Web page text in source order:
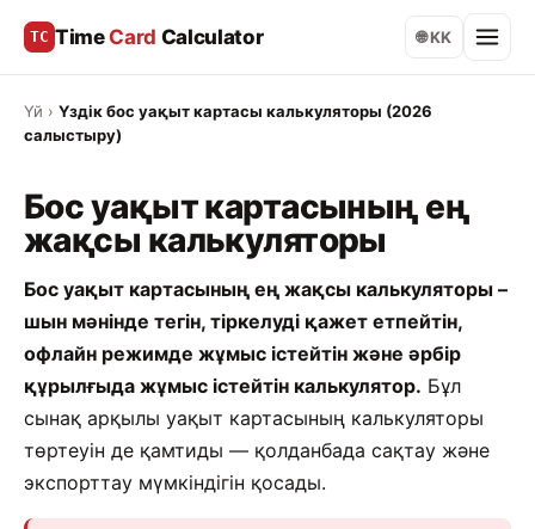
TC Time Card Calculator 🌐 KK
Үй › Үздік бос уақыт картасы калькуляторы (2026
салыстыру)
Бос уақыт картасының ең
жақсы калькуляторы
Бос уақыт картасының ең жақсы калькуляторы –
шын мәнінде тегін, тіркелуді қажет етпейтін,
офлайн режимде жұмыс істейтін және әрбір
құрылғыда жұмыс істейтін калькулятор. Бұл
сынақ арқылы уақыт картасының калькуляторы
төртеуін де қамтиды — қолданбада сақтау және
экспорттау мүмкіндігін қосады.